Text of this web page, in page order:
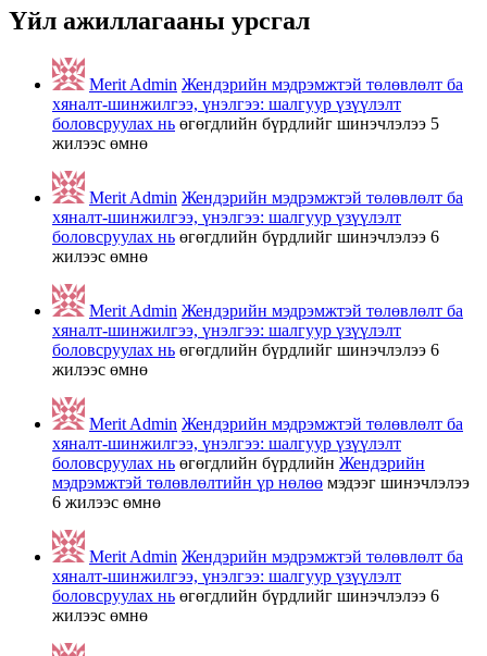
Үйл ажиллагааны урсгал
Merit Admin Жендэрийн мэдрэмжтэй төлөвлөлт ба
хяналт-шинжилгээ, үнэлгээ: шалгуур үзүүлэлт
боловсруулах нь өгөгдлийн бүрдлийг шинэчлэлээ 5
жилээс өмнө
Merit Admin Жендэрийн мэдрэмжтэй төлөвлөлт ба
хяналт-шинжилгээ, үнэлгээ: шалгуур үзүүлэлт
боловсруулах нь өгөгдлийн бүрдлийг шинэчлэлээ 6
жилээс өмнө
Merit Admin Жендэрийн мэдрэмжтэй төлөвлөлт ба
хяналт-шинжилгээ, үнэлгээ: шалгуур үзүүлэлт
боловсруулах нь өгөгдлийн бүрдлийг шинэчлэлээ 6
жилээс өмнө
Merit Admin Жендэрийн мэдрэмжтэй төлөвлөлт ба
хяналт-шинжилгээ, үнэлгээ: шалгуур үзүүлэлт
боловсруулах нь өгөгдлийн бүрдлийн Жендэрийн
мэдрэмжтэй төлөвлөлтийн үр нөлөө мэдээг шинэчлэлээ
6 жилээс өмнө
Merit Admin Жендэрийн мэдрэмжтэй төлөвлөлт ба
хяналт-шинжилгээ, үнэлгээ: шалгуур үзүүлэлт
боловсруулах нь өгөгдлийн бүрдлийг шинэчлэлээ 6
жилээс өмнө